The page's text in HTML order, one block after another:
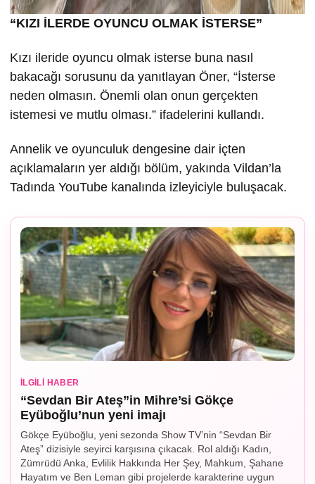
“KIZI İLERDE OYUNCU OLMAK İSTERSE”
Kızı ileride oyuncu olmak isterse buna nasıl
bakacağı sorusunu da yanıtlayan Öner, “İsterse
neden olmasın. Önemli olan onun gerçekten
istemesi ve mutlu olması.” ifadelerini kullandı.
Annelik ve oyunculuk dengesine dair içten
açıklamaların yer aldığı bölüm, yakında Vildan’la
Tadında YouTube kanalında izleyiciyle buluşacak.
İLGILI HABER
“Sevdan Bir Ateş”in Mihre’si Gökçe
Eyüboğlu’nun yeni imajı
Gökçe Eyüboğlu, yeni sezonda Show TV’nin “Sevdan Bir
Ateş” dizisiyle seyirci karşısına çıkacak. Rol aldığı Kadın,
Zümrüdü Anka, Evlilik Hakkında Her Şey, Mahkum, Şahane
Hayatım ve Ben Leman gibi projelerde karakterine uygun